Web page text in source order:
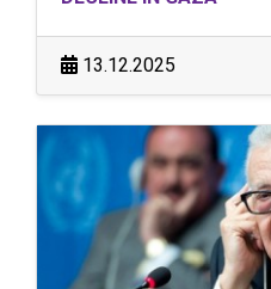
13.12.2025